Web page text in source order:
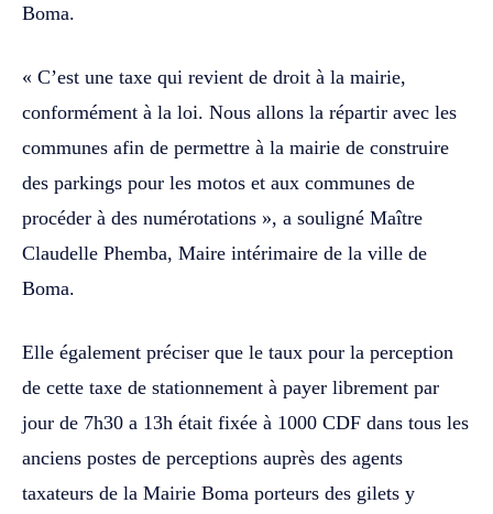
Boma.
« C’est une taxe qui revient de droit à la mairie,
conformément à la loi. Nous allons la répartir avec les
communes afin de permettre à la mairie de construire
des parkings pour les motos et aux communes de
procéder à des numérotations », a souligné Maître
Claudelle Phemba, Maire intérimaire de la ville de
Boma.
Elle également préciser que le taux pour la perception
de cette taxe de stationnement à payer librement par
jour de 7h30 a 13h était fixée à 1000 CDF dans tous les
anciens postes de perceptions auprès des agents
taxateurs de la Mairie Boma porteurs des gilets y